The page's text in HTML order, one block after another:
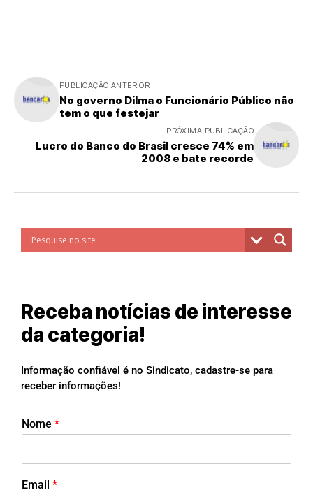
PUBLICAÇÃO ANTERIOR
No governo Dilma o Funcionário Público não
tem o que festejar
PRÓXIMA PUBLICAÇÃO
Lucro do Banco do Brasil cresce 74% em
2008 e bate recorde
Receba notícias de interesse
da categoria!
Informação confiável é no Sindicato, cadastre-se para
receber informações!
Nome *
Email *